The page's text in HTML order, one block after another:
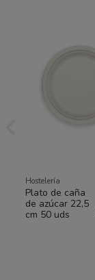
Hostelería
Plato de caña
de azúcar 22,5
cm 50 uds